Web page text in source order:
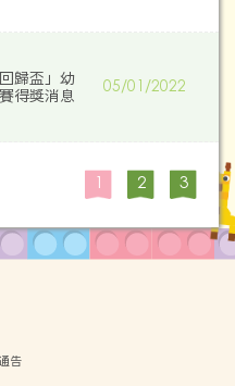
歸盃」幼
得獎消息
05/01/2022
1 2 3
告